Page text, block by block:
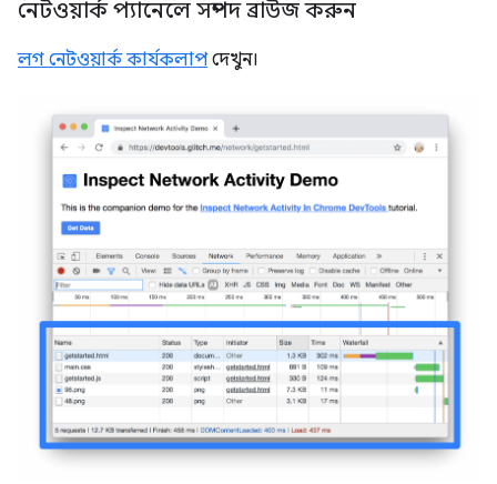
নেটওয়ার্ক প্যানেলে সম্পদ ব্রাউজ করুন
লগ নেটওয়ার্ক কার্যকলাপদেখুন।